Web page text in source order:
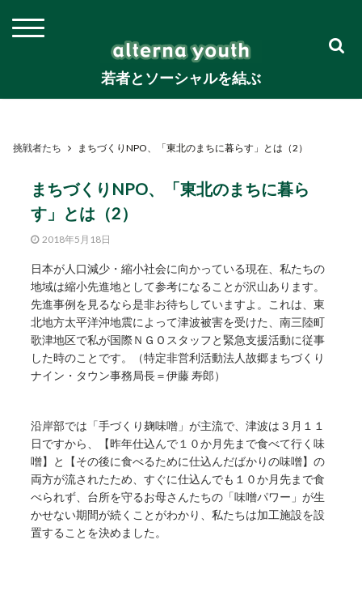
若者とソーシャルを結ぶ
挑戦者たち まちづくりNPO、「東北のまちに暮らす」とは（2）
まちづくりNPO、「東北のまちに暮ら
す」とは（2）
2018年5月18日
日本が人口減少・縮小社会に向かっている現在、私たちの
地域は縮小先進地として参考になることが沢山あります。
先進事例を見るなら是非お待ちしていますよ。これは、東
北地方太平洋沖地震によって津波被害を受けた、南三陸町
歌津地区で私が国際ＮＧＯスタッフと緊急支援活動に従事
した時のことです。（特定非営利活動法人故郷まちづくり
ナイン・タウン事務局長＝伊藤 寿郎）
沿岸部では「手づくり麹味噌」が主流で、津波は３月１１
日ですから、【昨年仕込んで１０か月先まで食べて行く味
噌】と【その後に食べるために仕込んだばかりの味噌】の
両方が流されたため、すぐに仕込んでも１０か月先まで食
べられず、台所を守るお母さんたちの「味噌パワー」が生
かせない期間が続くことがわかり、私たちは加工施設を設
置することを決めました。